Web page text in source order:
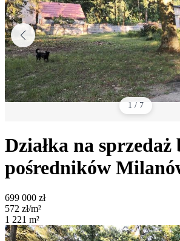
1 / 7
Działka na sprzedaż
pośredników
699 000 zł
572 zł/m²
1 221 m²